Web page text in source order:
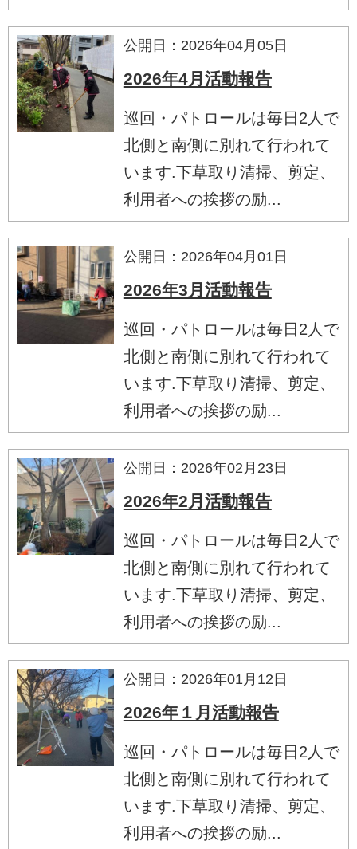
公開日：2026年04月05日
2026年4月活動報告
巡回・パトロールは毎日2人で
北側と南側に別れて行われて
います.下草取り清掃、剪定、
利用者への挨拶の励...
公開日：2026年04月01日
2026年3月活動報告
巡回・パトロールは毎日2人で
北側と南側に別れて行われて
います.下草取り清掃、剪定、
利用者への挨拶の励...
公開日：2026年02月23日
2026年2月活動報告
巡回・パトロールは毎日2人で
北側と南側に別れて行われて
います.下草取り清掃、剪定、
利用者への挨拶の励...
公開日：2026年01月12日
2026年１月活動報告
巡回・パトロールは毎日2人で
北側と南側に別れて行われて
います.下草取り清掃、剪定、
利用者への挨拶の励...